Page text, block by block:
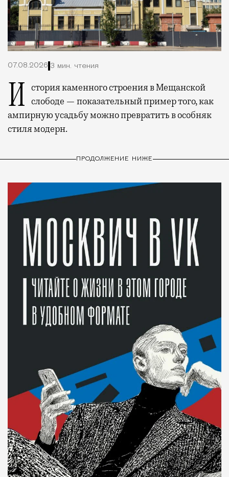
07.08.2026 3 мин. чтения
История каменного строения в Мещанской слободе — показательный пример того, как
ампирную усадьбу можно превратить в особняк
стиля модерн.
ПРОДОЛЖЕНИЕ НИЖЕ